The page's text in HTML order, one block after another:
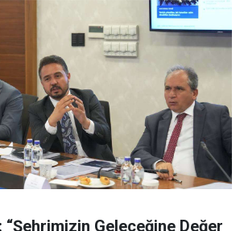
“Şehrimizin Geleceğine Değer